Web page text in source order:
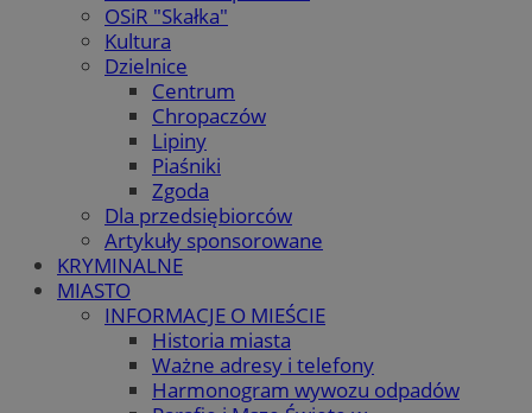
OSiR "Skałka"
Kultura
Dzielnice
Centrum
Chropaczów
Lipiny
Piaśniki
Zgoda
Dla przedsiębiorców
Artykuły sponsorowane
KRYMINALNE
MIASTO
INFORMACJE O MIEŚCIE
Historia miasta
Ważne adresy i telefony
Harmonogram wywozu odpadów